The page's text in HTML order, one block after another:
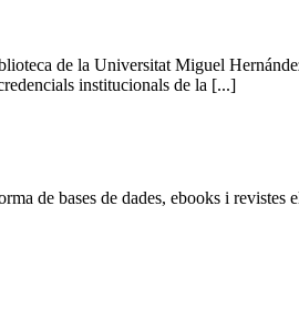
de la Universitat Miguel
institucionals de la [...]
de bases de dades, ebooks i revistes